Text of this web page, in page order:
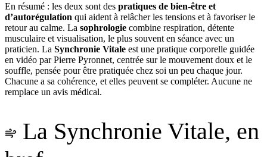
En résumé : les deux sont des pratiques de bien-être et
d’autorégulation qui aident à relâcher les tensions et à favoriser le
retour au calme. La sophrologie combine respiration, détente
musculaire et visualisation, le plus souvent en séance avec un
praticien. La Synchronie Vitale est une pratique corporelle guidée
en vidéo par Pierre Pyronnet, centrée sur le mouvement doux et le
souffle, pensée pour être pratiquée chez soi un peu chaque jour.
Chacune a sa cohérence, et elles peuvent se compléter. Aucune ne
remplace un avis médical.
La Synchronie Vitale, en